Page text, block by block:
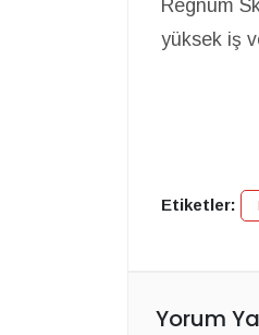
Regnum
yüksek iş
Etiketler:
Yorum